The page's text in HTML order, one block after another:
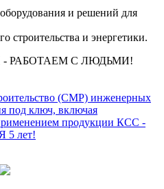
и решений для
строительства и энергетики.
РАБОТАЕМ С ЛЮДЬМИ!
(СМР) инженерных
под ключ, включая
продукции КСС -
лет!